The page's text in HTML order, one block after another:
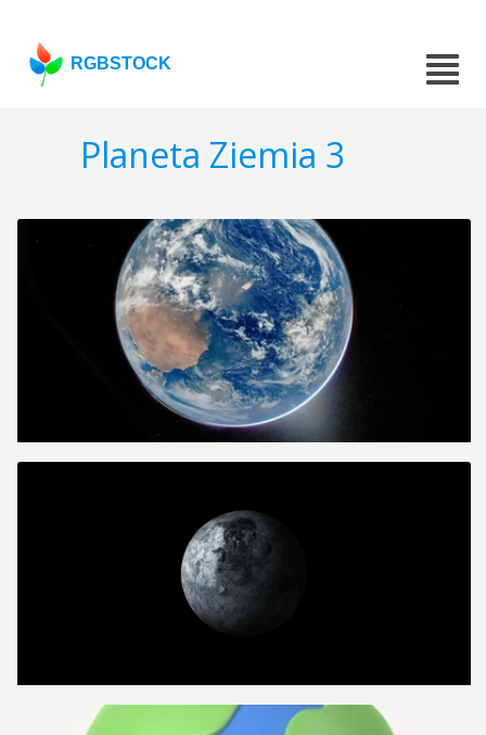
RGBSTOCK
Planeta Ziemia 3